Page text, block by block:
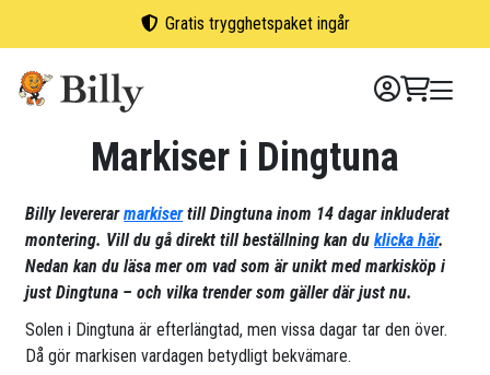
Gratis trygghetspaket ingår
Markiser i Dingtuna
Billy levererarmarkisertill Dingtuna inom 14 dagar inkluderat
montering. Vill du gå direkt till beställning kan duklicka här.
Nedan kan du läsa mer om vad som är unikt med markisköp i
just Dingtuna – och vilka trender som gäller där just nu.
Solen i Dingtuna är efterlängtad, men vissa dagar tar den över.
Då gör markisen vardagen betydligt bekvämare.